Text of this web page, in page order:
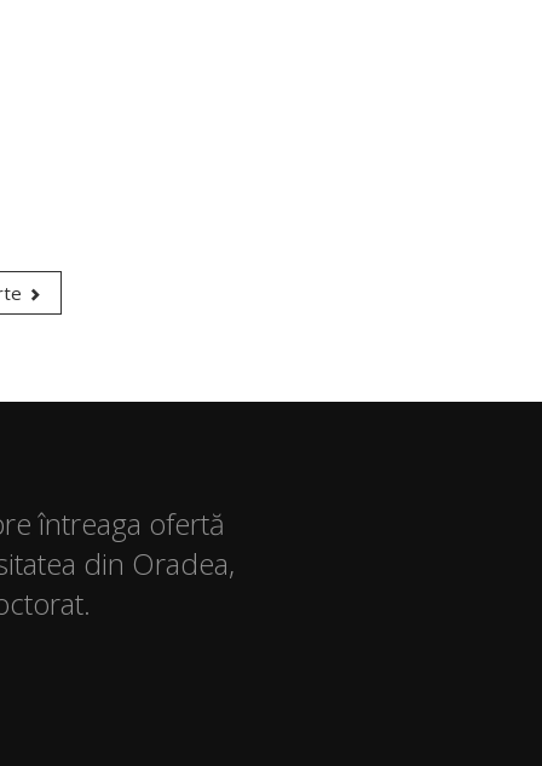
întreaga ofertă
din Oradea,